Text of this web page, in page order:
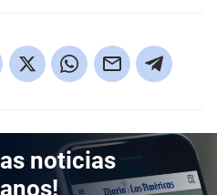
noticias